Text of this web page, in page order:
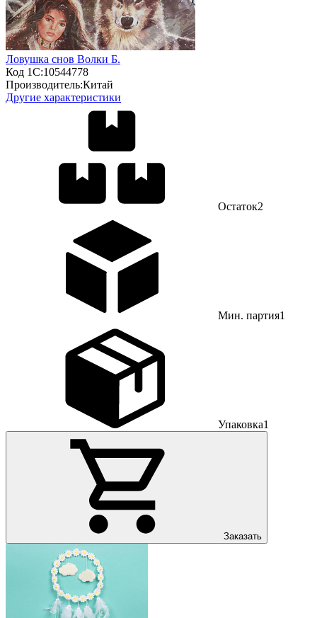
Ловушка снов Волки Б.
Код 1С:10544778
Производитель:Китай
Другие характеристики
Остаток2
Мин. партия1
Упаковка1
Заказать